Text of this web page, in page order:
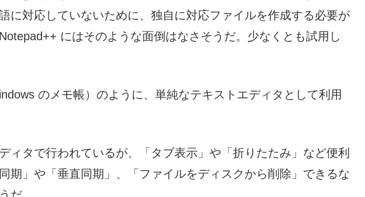
に対応していないために、独自に対応ファイルを作成する必要が
にはそのような面倒はなさそうだ。少なくとも試用し
のメモ帳）のように、単純なテキストエディタとして利用
ィタで行われているが、「タブ表示」や「折りたたみ」など便利
期」や「垂直同期」、「ファイルをディスクから削除」できるな